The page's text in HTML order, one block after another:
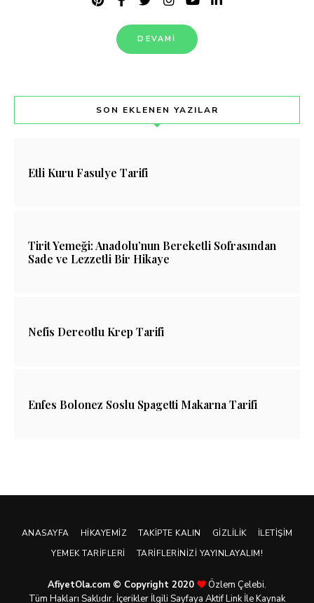
DEVAMI
SON EKLENEN YAZILAR
Etli Kuru Fasulye Tarifi
Tirit Yemeği: Anadolu’nun Bereketli Sofrasından
Sade ve Lezzetli Bir Hikaye
Nefis Dereotlu Krep Tarifi
Enfes Bolonez Soslu Spagetti Makarna Tarifi
ANASAYFA HIKAYEMIZ TAKIPTE KALIN GIZLILIK
İLETIŞIM
YEMEK TARIFLERI
TARIFLERINIZI YAYINLAYALIM!
AfiyetOla.com © Copyright 2020
Özlem Çelebi.
Tüm Hakları Saklıdır. İçerikler İlgili Sayfaya Aktif Link İle Kaynak